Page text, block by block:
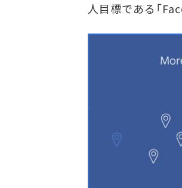
人目標である「